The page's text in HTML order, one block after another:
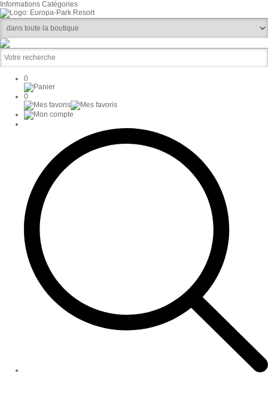
Informations Catégories
0
0